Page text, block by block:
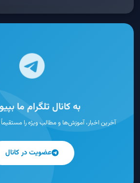
به کانال تلگرام ما
آخرین اخبار، آموزش‌ها و مطالب ویژه را مستقیماً
عضویت در کانال